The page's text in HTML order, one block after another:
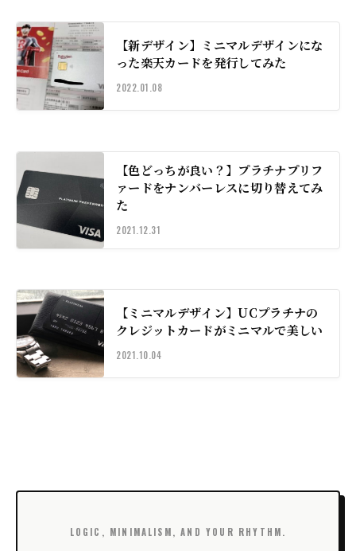
【新デザイン】ミニマルデザインにな
った楽天カードを発行してみた
2022.01.08
【色どっちが良い？】プラチナプリフ
ァードをナンバーレスに切り替えてみ
た
2021.12.31
【ミニマルデザイン】UCプラチナの
クレジットカードがミニマルで美しい
2021.10.04
LOGIC, MINIMALISM, AND YOUR RHYTHM.